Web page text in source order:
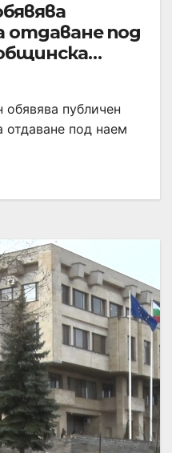
отдаване под
публичен
отдаване под наем